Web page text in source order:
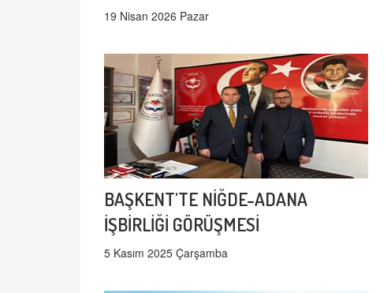
19 Nisan 2026 Pazar
BAŞKENT'TE NİĞDE-ADANA
İŞBİRLİĞİ GÖRÜŞMESİ
5 Kasım 2025 Çarşamba